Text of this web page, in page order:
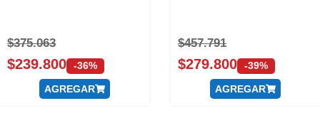
$375.063
$239.800 -36%
AGREGAR
$457.791
$279.800 -39%
AGREGAR